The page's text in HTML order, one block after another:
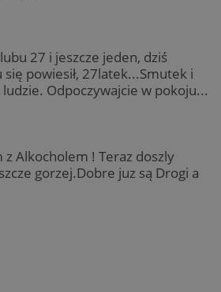
27 i jeszcze jeden, dziś
powiesił, 27latek...Smutek i
Odpoczywajcie w pokoju...
z Alkocholem ! Teraz doszly
gorzej.Dobre juz są Drogi a